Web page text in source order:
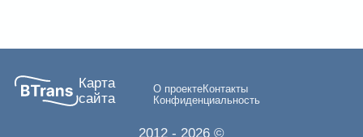
Карта
сайта
О проектеКонтакты
Конфиденциальность
2012 - 2026 ©